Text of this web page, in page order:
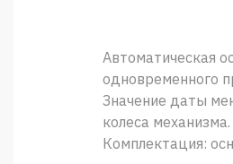
Автоматическая
одновременного
Значение даты
колеса
Комплектация: